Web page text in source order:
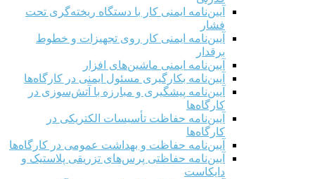
آیین‌نامه ایمنی کار با دستگاه ریخته‌گری تحت
فشار
آیین‌نامه ایمنی کار روی تجهیزات و خطوط
برقدار
آیین‌نامه ایمنی ماشین‌های افزار
آیین‌نامه بکارگیری مسئول ایمنی در کارگاه‌ها
آیین‌نامه پیشگیری و مبارزه با آتش‌سوزی در
کارگاه‌ها
آیین‌نامه حفاظت تأسیسات الکتریکی در
کارگاه‌ها
آیین‌نامه حفاظت و بهداشت عمومی در کارگاه‌ها
آیین‌نامه حفاظتی پرس‌های تزریقی پلاستیک و
دایکاست